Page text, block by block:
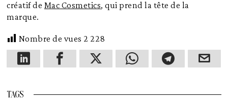
créatif de Mac Cosmetics, qui prend la tête de la
marque.
Nombre de vues 2 228
TAGS